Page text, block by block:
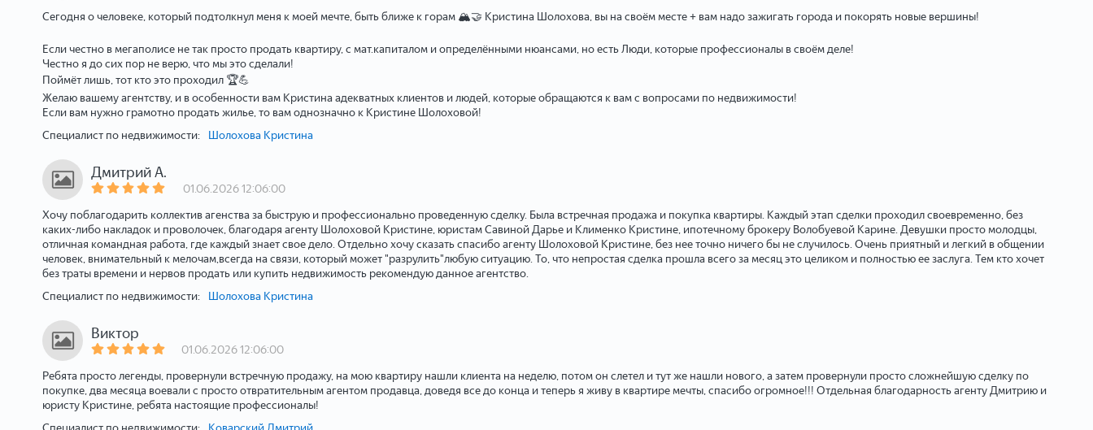
Сегодня о человеке, который подтолкнул меня к моей мечте, быть ближе к горам 🏔🤝 Кристина Шолохова, вы на своём месте + вам надо зажигать города и покорять новые вершины!
Если честно в мегаполисе не так просто продать квартиру, с мат.капиталом и определёнными нюансами, но есть Люди, которые профессионалы в своём деле!
Честно я до сих пор не верю, что мы это сделали!
Поймёт лишь, тот кто это проходил 🏆💪
Желаю вашему агентству, и в особенности вам Кристина адекватных клиентов и людей, которые обращаются к вам с вопросами по недвижимости!
Если вам нужно грамотно продать жилье, то вам однозначно к Кристине Шолоховой!
Специалист по недвижимости:
Шолохова Кристина
Дмитрий А.
01.06.2026 12:06:00
Хочу поблагодарить коллектив агенства за быструю и профессионально проведенную сделку. Была встречная продажа и покупка квартиры. Каждый этап сделки проходил своевременно, без
каких-либо накладок и проволочек, благодаря агенту Шолоховой Кристине, юристам Савиной Дарье и Клименко Кристине, ипотечному брокеру Волобуевой Карине. Девушки просто молодцы,
отличная командная работа, где каждый знает свое дело. Отдельно хочу сказать спасибо агенту Шолоховой Кристине, без нее точно ничего бы не случилось. Очень приятный и легкий в общении
человек, внимательный к мелочам,всегда на связи, который может "разрулить"любую ситуацию. То, что непростая сделка прошла всего за месяц это целиком и полностью ее заслуга. Тем кто хочет
без траты времени и нервов продать или купить недвижимость рекомендую данное агентство.
Специалист по недвижимости:
Шолохова Кристина
Виктор
01.06.2026 12:06:00
Ребята просто легенды, провернули встречную продажу, на мою квартиру нашли клиента на неделю, потом он слетел и тут же нашли нового, а затем провернули просто сложнейшую сделку по
покупке, два месяца воевали с просто отвратительным агентом продавца, доведя все до конца и теперь я живу в квартире мечты, спасибо огромное!!! Отдельная благодарность агенту Дмитрию и
юристу Кристине, ребята настоящие профессионалы!